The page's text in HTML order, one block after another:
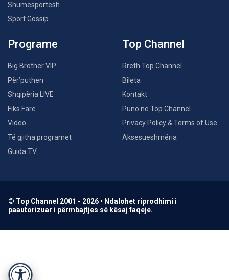
Shumësportësh
Sport Gossip
Programe
Big Brother VIP
Për’puthen
Shqipëria LIVE
Fiks Fare
Video
Të gjitha programet
Guida TV
Top Channel
Rreth Top Channel
Bileta
Kontakt
Puno në Top Channel
Privacy Policy & Terms of Use
Aksesueshmëria
© Top Channel 2001 - 2026 • Ndalohet riprodhimi i
paautorizuar i përmbajtjes së kësaj faqeje.